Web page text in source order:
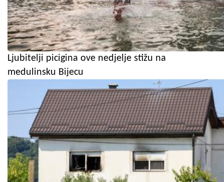
Ljubitelji picigina ove nedjelje stižu na
medulinsku Bijecu